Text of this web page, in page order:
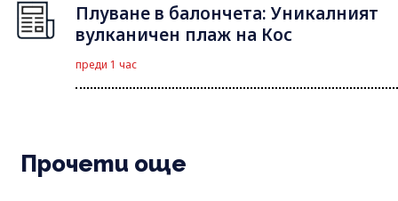
Плуване в балончета: Уникалният
вулканичен плаж на Кос
преди 1 час
Прочети още